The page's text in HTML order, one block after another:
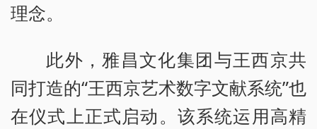
理念。
此外，雅昌文化集团与王西京共
同打造的“王西京艺术数字文献系统”也
在仪式上正式启动。该系统运用高精